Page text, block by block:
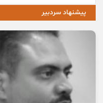
پیشنهاد سردبیر